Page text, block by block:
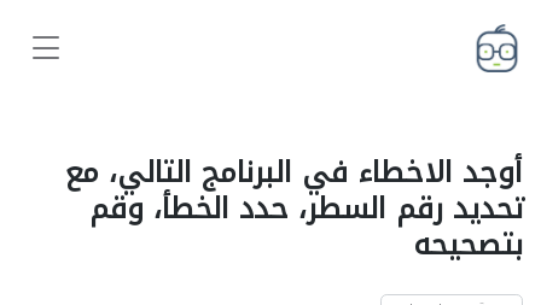
أوجد الاخطاء في البرنامج التالي، مع
تحديد رقم السطر، حدد الخطأ، وقم
بتصحيحه